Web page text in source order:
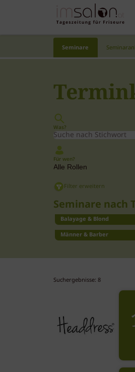
Seminare
Was?
Für wen?
Filter erweitern
Seminare nach
Balayage & Blond
Männer & Barber
Suchergebnisse: 8